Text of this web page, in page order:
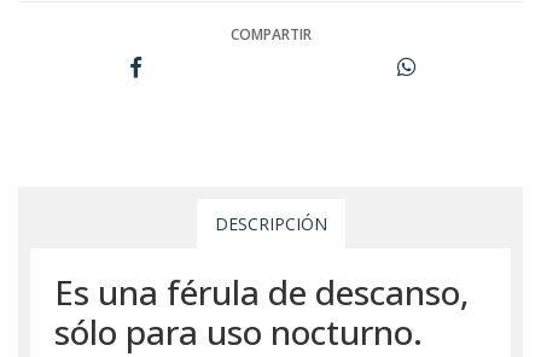
COMPARTIR
DESCRIPCIÓN
Es una férula de descanso,
sólo para uso nocturno.